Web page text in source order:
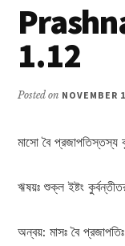
1.12
Posted on NOVEMBER
মাসো বৈ প্রজাপতিস্তস্য
ঋষয়ঃ শুক্ল ইষ্টং
অন্বয়: মাসঃ বৈ